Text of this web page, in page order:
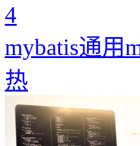
4
mybatis通用
热